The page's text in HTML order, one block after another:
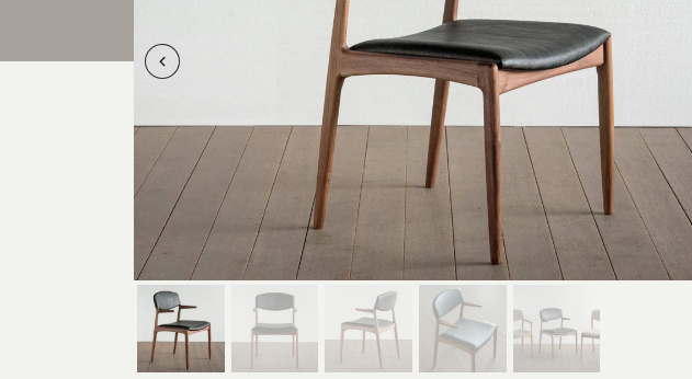
中川店
住所
〒454-0825 名古屋市中川区好本町1-
107
Google map
営業時間
平日 11：00～18：00
土・日・祝 11：00～19：00
定休日
水曜日（祝日は営業）
電話番号
052-361-5551